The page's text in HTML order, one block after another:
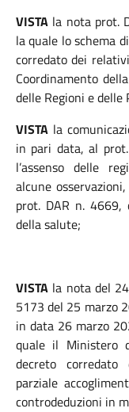
VISTA la nota prot.
la quale lo schema
corredato dei
Coordinamento
delle Regioni e delle
VISTA la
in pari data, al
l’assenso delle
alcune
prot. DAR n.
della salute;
VISTA la nota del
5173 del 25 marzo
in data 26 marzo
quale il Ministero
decreto
parziale
controdeduzioni in